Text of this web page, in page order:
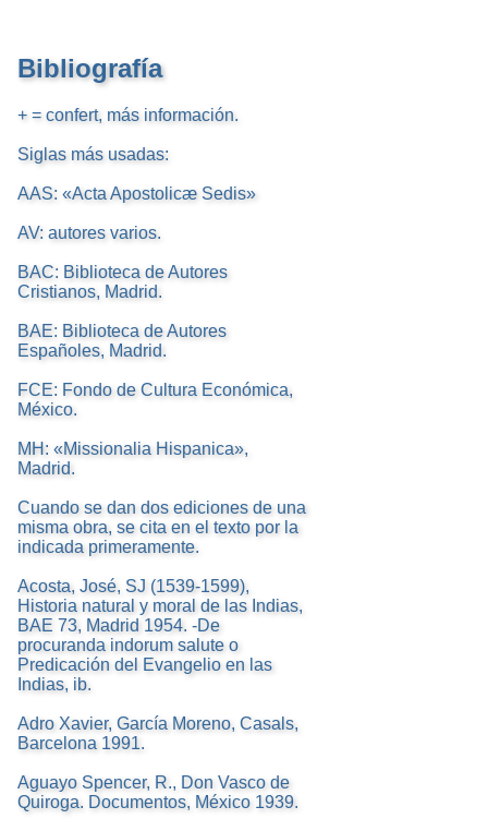
Bibliografía
+ = confert, más información.
Siglas más usadas:
AAS: «Acta Apostolicæ Sedis»
AV: autores varios.
BAC: Biblioteca de Autores
Cristianos, Madrid.
BAE: Biblioteca de Autores
Españoles, Madrid.
FCE: Fondo de Cultura Económica,
México.
MH: «Missionalia Hispanica»,
Madrid.
Cuando se dan dos ediciones de una
misma obra, se cita en el texto por la
indicada primeramente.
Acosta, José, SJ (1539-1599),
Historia natural y moral de las Indias,
BAE 73, Madrid 1954. -De
procuranda indorum salute o
Predicación del Evangelio en las
Indias, ib.
Adro Xavier, García Moreno, Casals,
Barcelona 1991.
Aguayo Spencer, R., Don Vasco de
Quiroga. Documentos, México 1939.